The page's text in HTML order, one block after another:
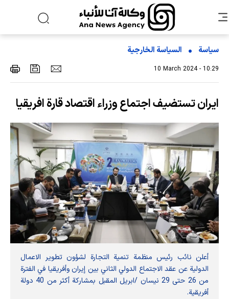
سياسة السیاسة الخارجیة
10 March 2024 - 10:29
ايران تستضيف اجتماع وزراء اقتصاد قارة افريقيا
أعلن نائب رئيس منظمة تنمية التجارة لشؤون تطوير الاعمال
الدولية عن عقد الاجتماع الدولي الثاني بين إيران وأفريقيا في الفترة
من 26 حتى 29 نيسان /ابريل المقبل بمشاركة أكثر من 40 دولة
أفريقية.